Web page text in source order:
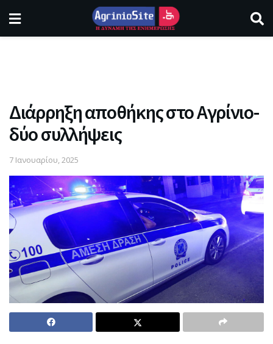
Διάρρηξη αποθήκης στο Αγρίνιο-
δύο συλλήψεις
7 Ιανουαρίου, 2025